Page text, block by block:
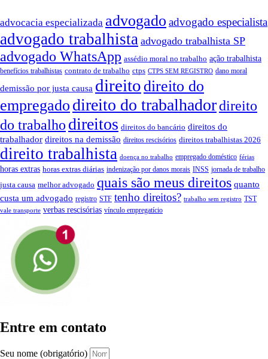
advocacia especializada advogado advogado especialista
advogado trabalhista advogado trabalhista SP
advogado WhatsApp assédio moral no trabalho ação trabalhista
benefícios trabalhistas contrato de trabalho ctps CTPS SEM REGISTRO dano moral
demissão por justa causa direito direito do
empregado direito do trabalhadordireito
do trabalho direitos direitos do bancário direitos do
trabalhador direitos na demissão direitos rescisórios direitos trabalhistas 2026
direito trabalhista doença no trabalho empregado doméstico férias
horas extras horas extras diárias indenização por danos morais INSS jornada de trabalho
justa causa melhor advogado quais são meus direitos quanto
custa um advogado registro STF tenho direitos? trabalho sem registro TST
vale transporte verbas rescisórias vínculo empregatício
Entre em contato
Seu nome (obrigatório)